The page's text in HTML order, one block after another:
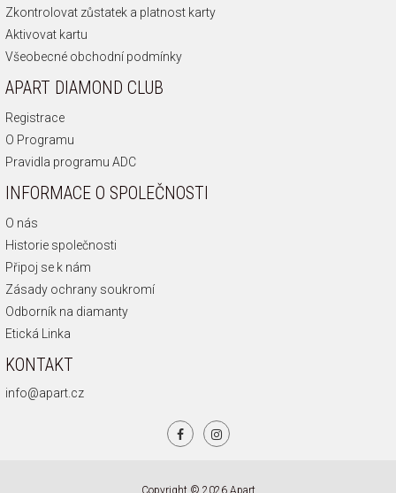
Zkontrolovat zůstatek a platnost karty
Aktivovat kartu
Všeobecné obchodní podmínky
APART DIAMOND CLUB
Registrace
O Programu
Pravidla programu ADC
INFORMACE O SPOLEČNOSTI
O nás
Historie společnosti
Připoj se k nám
Zásady ochrany soukromí
Odborník na diamanty
Etická Linka
KONTAKT
info@apart.cz
Copyright © 2026 Apart